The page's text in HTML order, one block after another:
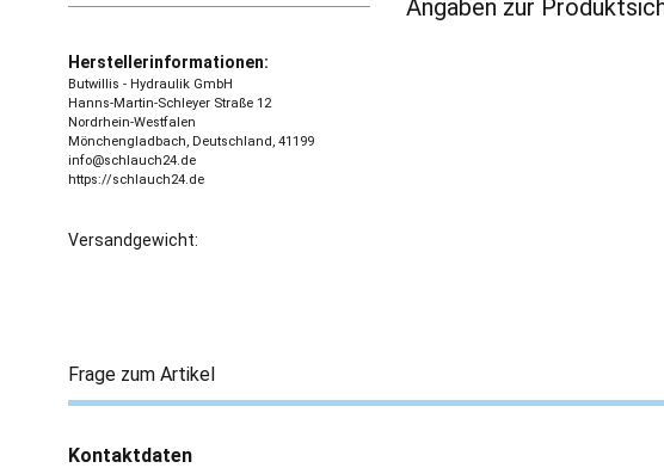
Angaben zur
Herstellerinformationen:
Butwillis - Hydraulik GmbH
Hanns-Martin-Schleyer Straße 12
Nordrhein-Westfalen
Mönchengladbach, Deutschland, 41199
info@schlauch24.de
https://schlauch24.de
Versandgewicht:
Frage zum Artikel
Kontaktdaten